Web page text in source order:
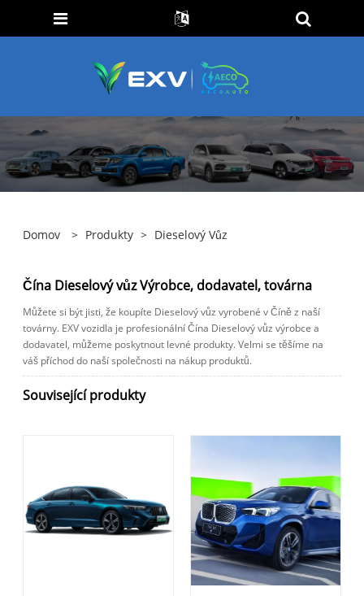
Domov > Produkty > Dieselový Vůz
Čína Dieselový vůz Výrobce, dodavatel, továrna
Můžete si být jisti, že koupíte Dieselový vůz vyrobené v Číně z naší
továrny. EXV vozidla je profesionální Čína Dieselový vůz výrobce a
dodavatel, můžeme poskytnout levné produkty. Velmi se těšíme na
váš příchod do naší společnosti na nákup produktů.
Související produkty